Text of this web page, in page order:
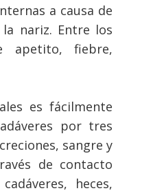
a causa de
nariz. Entre los
apetito, fiebre,
es fácilmente
por tres
sangre y
de contacto
heces,